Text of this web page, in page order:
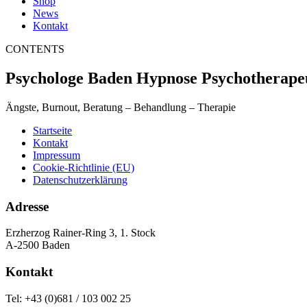
News
Kontakt
CONTENTS
Psychologe Baden Hypnose
Ängste, Burnout, Beratung – Behandlung – Therapie
Startseite
Kontakt
Impressum
Cookie-Richtlinie (EU)
Datenschutzerklärung
Adresse
Erzherzog Rainer-Ring 3, 1. Stock
A-2500 Baden
Kontakt
Tel: +43 (0)681 / 103 002 25